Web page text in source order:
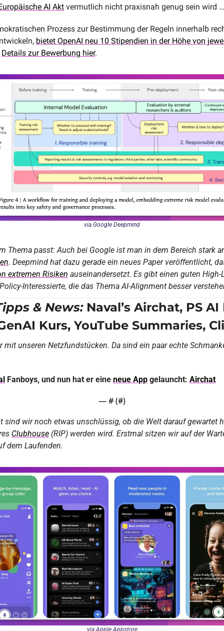
AI Akt vermutlich nicht praxisnah genug sein wird …
Prozess zur Bestimmung der Regeln innerhalb
bietet OpenAI neu 10 Stipendien in der Höhe von
Details zur Bewerbung hier.
via Google Deepmind
Thema passt: Auch bei Google ist man in dem Bereich stark
extremen Risiken auseinandersetzt. Es gibt einen guten High-
Interessierte, die das Thema AI-Alignment besser
& News: Naval’s Airchat, PS AI
Kurs, YouTube Summaries,
mit unseren Netzfundstücken. Da sind ein paar echte
Fanboys, und nun hat er eine neue App gelauncht: Airchat
— # (#)
sind wir noch etwas unschlüssig, ob die Welt darauf gewartet
Clubhouse (RIP) werden wird. Erstmal sitzen wir auf der
dem Laufenden.
via Apple Appstore